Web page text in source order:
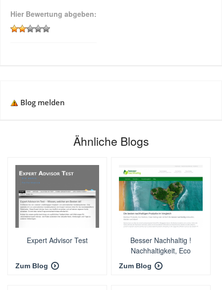
Hier Bewertung abgeben:
Blog melden
Ähnliche Blogs
Expert Advisor Test
Zum Blog
Besser Nachhaltig !
Nachhaltigkeit, Eco
Fashion und mehr
Zum Blog